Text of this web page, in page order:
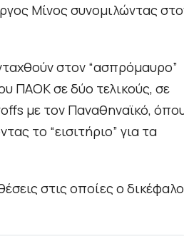
Μίνος συνομιλώντας
στον “ασπρόμαυρο”
ΠΑΟΚ σε δύο τελικούς, σε
με τον Παναθηναϊκό,
το “εισιτήριο” για τα
στις οποίες ο